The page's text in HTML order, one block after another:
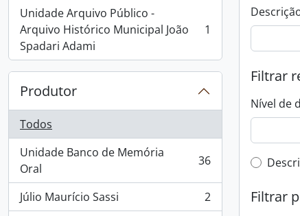
Unidade Arquivo Público -
Arquivo Histórico Municipal João
Spadari Adami
, 1 resultados 1
Produtor
Todos
Unidade Banco de Memória
Oral
, 36 resultados 36
Júlio Maurício Sassi
, 2 resultados
2
Filtrar
Nível de
Filtro
Filtrar